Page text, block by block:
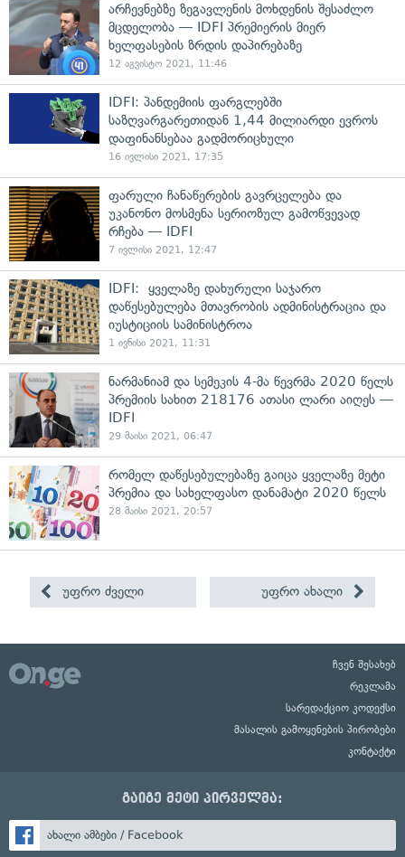
არჩევნებზე ზეგავლენის მოხდენის შესაძლო
მცდელობა — IDFI პრემიერის მიერ
ხელფასების ზრდის დაპირებაზე
12 აგვისტო 2021, 11:46
IDFI: პანდემიის ფარგლებში
საზღვარგარეთიდან 1,44 მილიარდი ევროს
დაფინანსებაა გადმორიცხული
16 ივლისი 2021, 17:35
ფარული ჩანაწერების გავრცელება და
უკანონო მოსმენა სერიოზულ გამოწვევად
რჩება — IDFI
7 ივლისი 2021, 12:47
IDFI: ყველაზე დახურული საჯარო
დაწესებულება მთავრობის ადმინისტრაცია და
იუსტიციის სამინისტროა
1 ივნისი 2021, 11:31
ნარმანიამ და სემეკის 4-მა წევრმა 2020 წელს
პრემიის სახით 218176 ათასი ლარი აიღეს —
IDFI
29 მაისი 2021, 06:47
რომელ დაწესებულებაზე გაიცა ყველაზე მეტი
პრემია და სახელფასო დანამატი 2020 წელს
28 მაისი 2021, 20:57
უფრო ძველი უფრო ახალი
ჩვენ შესახებ
რეკლამა
სარედაქციო კოდექსი
მასალის გამოყენების პირობები
კონტაქტი
გაიგე მეტი პირველმა:
ახალი ამბები / Facebook